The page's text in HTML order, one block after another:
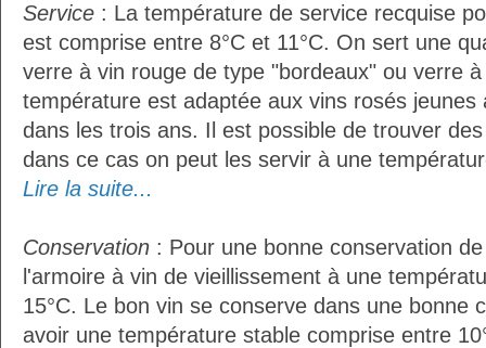
Service : La température de service recquise
est comprise entre 8°C et 11°C. On sert une
verre à vin rouge de type "bordeaux" ou verre
température est adaptée aux vins rosés jeunes
dans les trois ans. Il est possible de trouver
dans ce cas on peut les servir à une
Lire la suite...
Conservation : Pour une bonne conservation
l'armoire à vin de vieillissement à une
15°C. Le bon vin se conserve dans une bonne
avoir une température stable comprise entre